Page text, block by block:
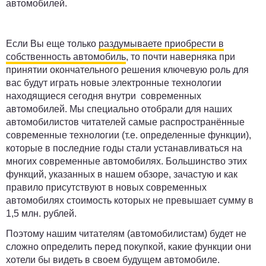
автомобилей.
Если Вы еще только раздумываете приобрести в
собственность автомобиль, то почти наверняка при
принятии окончательного решения ключевую роль для
вас будут играть новые электронные технологии
находящиеся сегодня внутри современных
автомобилей. Мы специально отобрали для наших
автомобилистов читателей самые распространённые
современные технологии (т.е. определенные функции),
которые в последние годы стали устанавливаться на
многих современные автомобилях. Большинство этих
функций, указанных в нашем обзоре, зачастую и как
правило присутствуют в новых современных
автомобилях стоимость которых не превышает сумму в
1,5 млн. рублей.
Поэтому нашим читателям (автомобилистам) будет не
сложно определить перед покупкой, какие функции они
хотели бы видеть в своем будущем автомобиле.